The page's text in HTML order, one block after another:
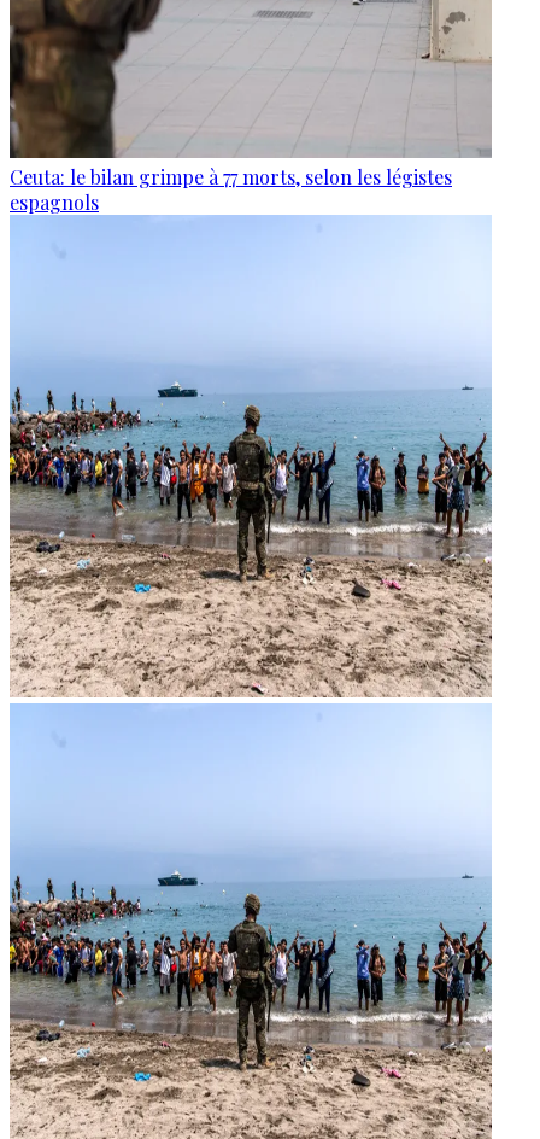
Ceuta: le bilan grimpe à 77 morts, selon les légistes
espagnols